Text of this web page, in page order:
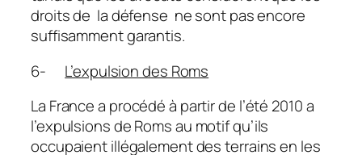
droits de la défense ne sont pas encore
suffisamment garantis.
6- L’expulsion des Roms
La France a procédé à partir de l’été 2010 a
l’expulsions de Roms au motif qu’ils
occupaient illégalement des terrains en les